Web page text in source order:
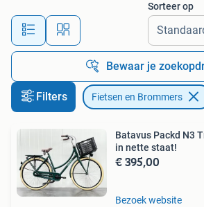
Alle afstanden…
Sorteer op
Bewaar je
Filters Fietsen en Brommers
Batavus Packd N3
in nette staat!
€ 395,00
Bezoek website